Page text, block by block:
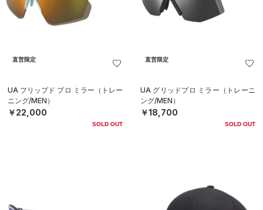
直営限定
UA フリップド プロ ミラー（トレー
ニング/MEN）
￥22,000
SOLD OUT
直営限定
UA グリッドプロ ミラー（トレーニ
ング/MEN）
￥18,700
SOLD OUT